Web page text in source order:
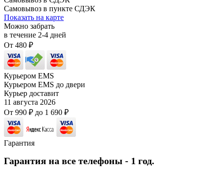
Самовывоз в пункте СДЭК
Показать на карте
Можно забрать
в течение 2-4 дней
От 480 ₽
Курьером EMS
Курьером EMS до двери
Курьер доставит
11 августа 2026
От 990 ₽ до 1 690 ₽
Гарантия
Гарантия на все телефоны - 1 год.